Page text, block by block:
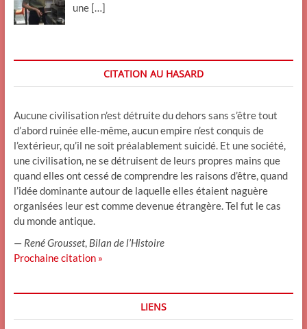
une […]
CITATION AU HASARD
Aucune civilisation n’est détruite du dehors sans s’être tout
d’abord ruinée elle-même, aucun empire n’est conquis de
l’extérieur, qu’il ne soit préalablement suicidé. Et une société,
une civilisation, ne se détruisent de leurs propres mains que
quand elles ont cessé de comprendre les raisons d’être, quand
l’idée dominante autour de laquelle elles étaient naguère
organisées leur est comme devenue étrangère. Tel fut le cas
du monde antique.
— René Grousset, Bilan de l’Histoire
Prochaine citation »
LIENS